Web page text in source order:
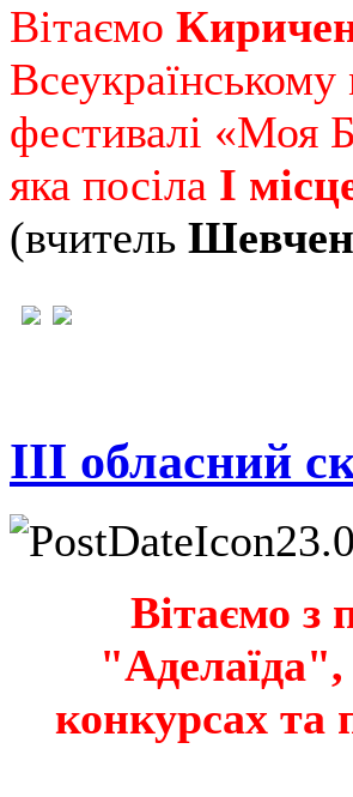
Вітаємо
фестивалі «Моя
яка посіла І
(вчитель
ІІІ обласний
Вітаємо з
конкурсах та